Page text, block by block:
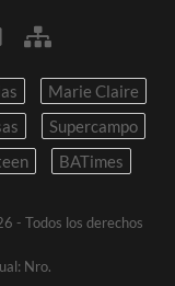
Marie Claire
Supercampo
BATimes
- Todos los derechos
Nro.